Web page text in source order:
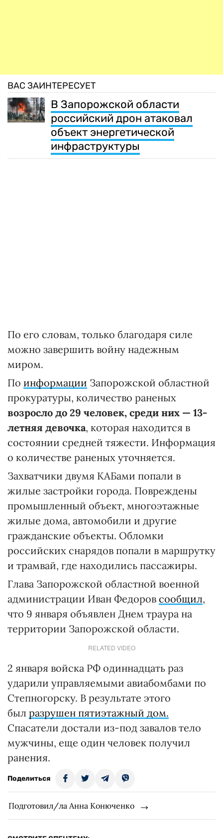
ВАС ЗАИНТЕРЕСУЕТ
В Запорожской области
российский дрон атаковал
объект энергетической
инфраструктуры
По его словам, только благодаря силе
можно завершить войну надежным
миром.
По информации Запорожской областной
прокуратуры, количество раненых
возросло до 29 человек, среди них — 13-
летняя девочка, которая находится в
состоянии средней тяжести. Информация
о количестве раненых уточняется.
Захватчики двумя КАБами попали в
жилые застройки города. Повреждены
промышленный объект, многоэтажные
жилые дома, автомобили и другие
гражданские объекты. Обломки
российских снарядов попали в маршрутку
и трамвай, где находились пассажиры.
Глава Запорожской областной военной
администрации Иван Федоров сообщил,
что 9 января объявлен Днем траура на
территории Запорожской области.
RELATED VIDEO
2 января войска РФ одиннадцать раз
ударили управляемыми авиабомбами по
Степногорску. В результате этого
был разрушен пятиэтажный дом.
Спасатели достали из-под завалов тело
мужчины, еще один человек получил
ранения.
Поделиться
Подготовил/ла Анна Конюченко